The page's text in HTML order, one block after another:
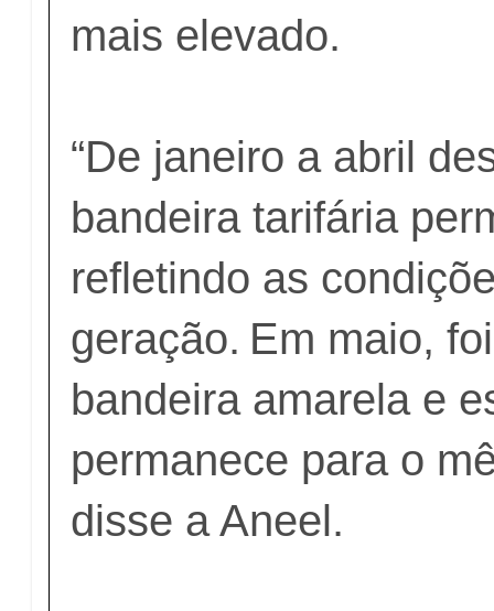
mais elevado.
“De janeiro a abril
bandeira tarifária
refletindo as
geração. Em maio,
bandeira amarela e
permanece para o
disse a Aneel.